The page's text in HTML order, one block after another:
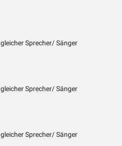
gleicher Sprecher/ Sänger
gleicher Sprecher/ Sänger
gleicher Sprecher/ Sänger